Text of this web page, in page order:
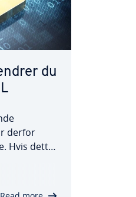
du
derfor
Hvis dette